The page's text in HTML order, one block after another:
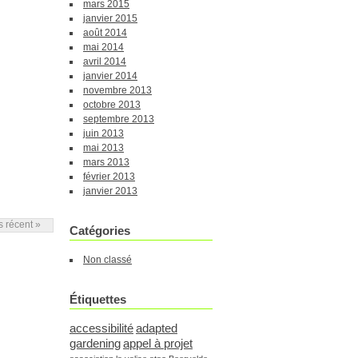
récent »
mars 2015
janvier 2015
août 2014
mai 2014
avril 2014
janvier 2014
novembre 2013
octobre 2013
septembre 2013
juin 2013
mai 2013
mars 2013
février 2013
janvier 2013
Catégories
Non classé
Étiquettes
accessibilitéadapted
gardeningappel à projet